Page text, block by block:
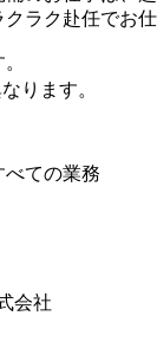
ラク赴任でお
ります。
ての業務